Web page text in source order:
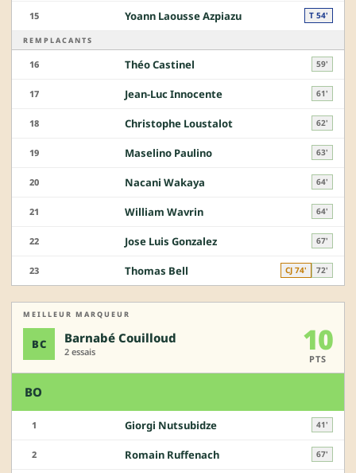
15 Yoann Laousse Azpiazu T 54'
REMPLACANTS
16 Théo Castinel 59'
17 Jean-Luc Innocente 61'
18 Christophe Loustalot 62'
19 Maselino Paulino 63'
20 Nacani Wakaya 64'
21 William Wavrin 64'
22 Jose Luis Gonzalez 67'
23 Thomas Bell CJ 74' 72'
MEILLEUR MARQUEUR
BC Barnabé Couilloud
2 essais 10
PTS
BO
1 Giorgi Nutsubidze 41'
2 Romain Ruffenach 67'